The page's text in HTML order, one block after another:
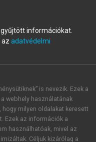
új fiókot.
automatikusan
információkat.
az adatvédelmi
is nevezik. Ezek a
webhely használatának
milyen oldalakat keresett
Ezek az információk a
használhatóak, mivel az
Céljuk kizárólag a